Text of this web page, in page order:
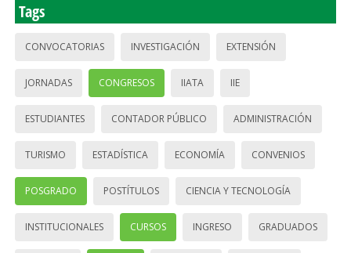
Tags
CONVOCATORIAS INVESTIGACIÓN EXTENSIÓN
JORNADAS CONGRESOS IIATA IIE
ESTUDIANTES CONTADOR PÚBLICO ADMINISTRACIÓN
TURISMO ESTADÍSTICA ECONOMÍA CONVENIOS
POSGRADO POSTÍTULOS CIENCIA Y TECNOLOGÍA
INSTITUCIONALES CURSOS INGRESO GRADUADOS